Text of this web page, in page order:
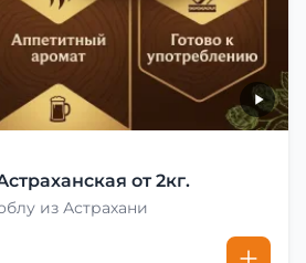
от 2кг.
из Астрахани